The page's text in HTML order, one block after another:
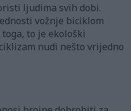
ljudima svih dobi.
vožnje biciklom
to je ekološki
nudi nešto vrijedno